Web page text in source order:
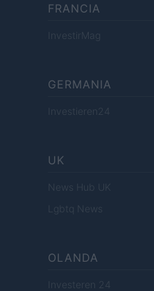
FRANCIA
InvestirMag
GERMANIA
Investieren24
UK
News Hub UK
Lgbtq News
OLANDA
Investeren 24